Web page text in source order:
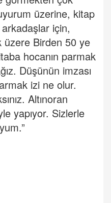
üzerine, kitap
için,
üzere Birden 50 ye
hocanın parmak
Düşünün imzası
izi ne olur.
Altınoran
yapıyor. Sizlerle